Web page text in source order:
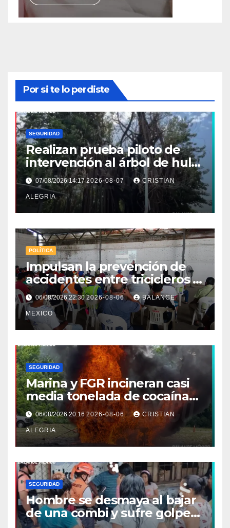
Por si te lo perdiste
SEGURIDAD
Realizan prueba piloto de
intervención al árbol de hule
en Tapachula
07/08/2026 14:172026-08-07 CRISTIAN
ALEGRIA
POLÍTICA
Impulsan la prevención de
accidentes entre tricicleros y
mototriciclistas de Tapachula
06/08/2026 22:302026-08-06 BALANCE
MEXICO
SEGURIDAD
Marina y FGR incineran casi
media tonelada de cocaína
asegurada frente a las costas
de Chiapas
06/08/2026 20:16 2026-08-06 CRISTIAN
ALEGRIA
SEGURIDAD
Hombre se desmaya al bajar
de una combi y sufre golpe